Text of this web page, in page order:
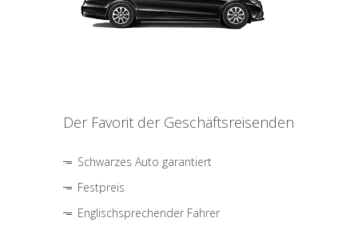
Der Favorit der Geschäftsreisenden
Schwarzes Auto garantiert
Festpreis
Englischsprechender Fahrer